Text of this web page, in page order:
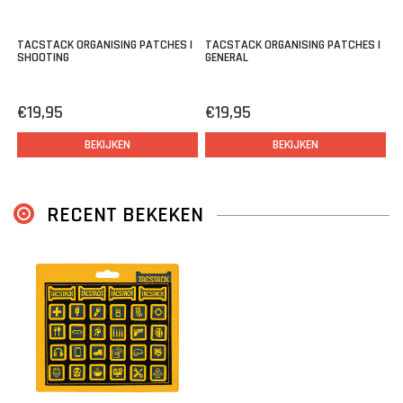
TACSTACK ORGANISING PATCHES |
SHOOTING
€19,95
BEKIJKEN
TACSTACK ORGANISING PATCHES |
GENERAL
€19,95
BEKIJKEN
RECENT BEKEKEN